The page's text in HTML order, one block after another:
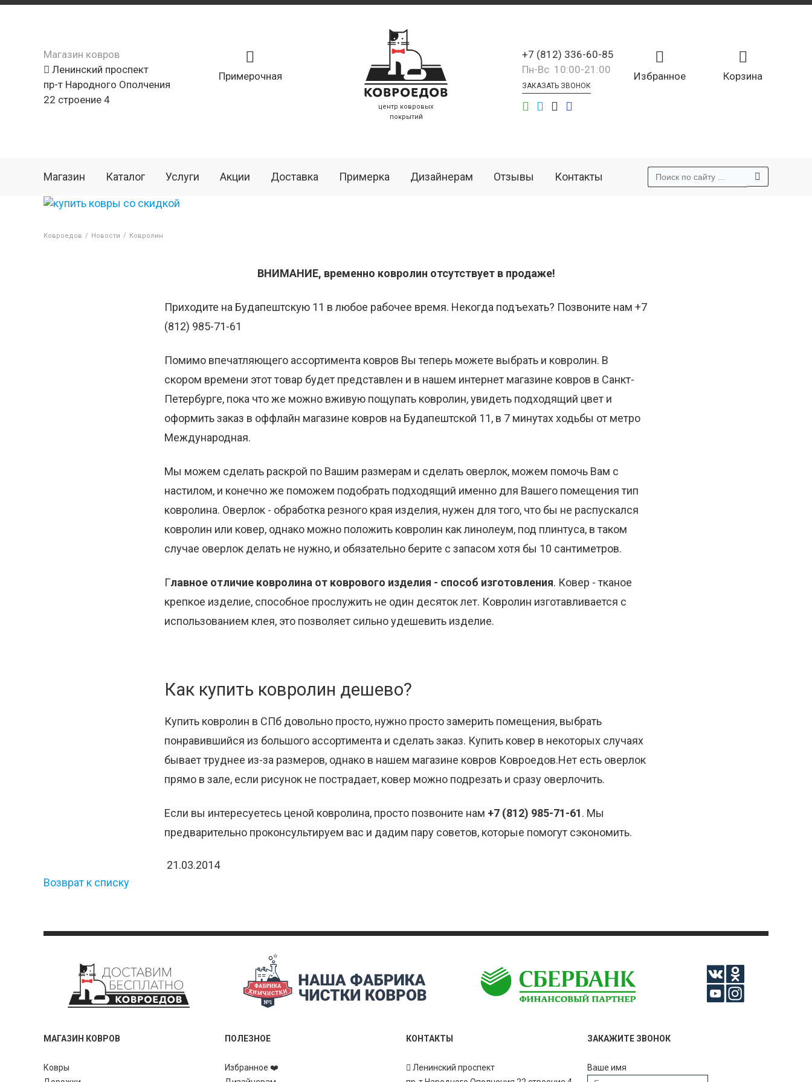
Магазин ковров
Ленинский проспект
пр-т Народного Ополчения
22 строение 4
Примерочная
центр ковровых
покрытий
Корзина
Избранное
+7 (812) 336-60-85
Пн-Вс 10:00-21:00
ЗАКАЗАТЬ ЗВОНОК
Магазин Каталог Услуги Акции Доставка Примерка Дизайнерам Отзывы Контакты
Ковроедов / Новости / Ковролин
ВНИМАНИЕ, временно ковролин отсутствует в продаже!
Приходите на Будапештскую 11 в любое рабочее время. Некогда подъехать? Позвоните нам +7
(812) 985-71-61
Помимо впечатляющего ассортимента ковров Вы теперь можете выбрать и ковролин. В
скором времени этот товар будет представлен и в нашем интернет магазине ковров в Санкт-
Петербурге, пока что же можно вживую пощупать ковролин, увидеть подходящий цвет и
оформить заказ в оффлайн магазине ковров на Будапештской 11, в 7 минутах ходьбы от метро
Международная.
Мы можем сделать раскрой по Вашим размерам и сделать оверлок, можем помочь Вам с
настилом, и конечно же поможем подобрать подходящий именно для Вашего помещения тип
ковролина. Оверлок - обработка резного края изделия, нужен для того, что бы не распускался
ковролин или ковер, однако можно положить ковролин как линолеум, под плинтуса, в таком
случае оверлок делать не нужно, и обязательно берите с запасом хотя бы 10 сантиметров.
Главное отличие ковролина от коврового изделия - способ изготовления. Ковер - тканое
крепкое изделие, способное прослужить не один десяток лет. Ковролин изготавливается с
использованием клея, это позволяет сильно удешевить изделие.
Как купить ковролин дешево?
Купить ковролин в СПб довольно просто, нужно просто замерить помещения, выбрать
понравившийся из большого ассортимента и сделать заказ. Купить ковер в некоторых случаях
бывает труднее из-за размеров, однако в нашем магазине ковров Ковроедов.Нет есть оверлок
прямо в зале, если рисунок не пострадает, ковер можно подрезать и сразу оверлочить.
Если вы интересуетесь ценой ковролина, просто позвоните нам +7 (812) 985-71-61. Мы
предварительно проконсультируем вас и дадим пару советов, которые помогут сэкономить.
21.03.2014
Возврат к списку
МАГАЗИН КОВРОВ
Ковры
ПОЛЕЗНОЕ
Избранное ❤️
КОНТАКТЫ
Ленинский проспект
ЗАКАЖИТЕ ЗВОНОК
Ваше имя